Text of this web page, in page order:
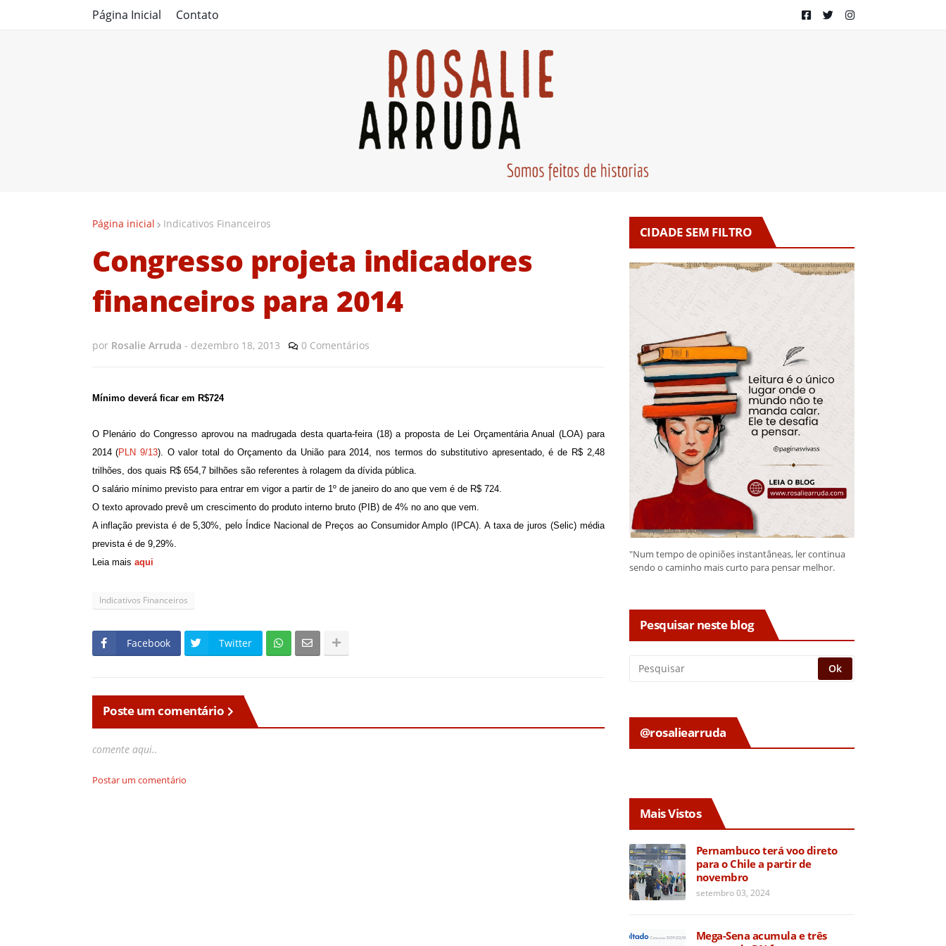
Página Inicial Contato
Página inicial Indicativos Financeiros
Congresso projeta indicadores
financeiros para 2014
por Rosalie Arruda - dezembro 18, 2013 0 Comentários
Mínimo deverá ficar em R$724
O Plenário do Congresso aprovou na madrugada desta quarta-feira (18) a proposta de Lei Orçamentária Anual (LOA) para
2014 (PLN 9/13). O valor total do Orçamento da União para 2014, nos termos do substitutivo apresentado, é de R$ 2,48
trilhões, dos quais R$ 654,7 bilhões são referentes à rolagem da dívida pública.
O salário mínimo previsto para entrar em vigor a partir de 1º de janeiro do ano que vem é de R$ 724.
O texto aprovado prevê um crescimento do produto interno bruto (PIB) de 4% no ano que vem.
A inflação prevista é de 5,30%, pelo Índice Nacional de Preços ao Consumidor Amplo (IPCA). A taxa de juros (Selic) média
prevista é de 9,29%.
Leia mais aqui
Indicativos Financeiros
Facebook Twitter
Poste um comentário
comente aqui..
Postar um comentário
CIDADE SEM FILTRO
"Num tempo de opiniões instantâneas, ler continua
sendo o caminho mais curto para pensar melhor.
Pesquisar neste blog
@rosaliearruda
Mais Vistos
Pernambuco terá voo direto
para o Chile a partir de
novembro
setembro 03, 2024
Mega-Sena acumula e três